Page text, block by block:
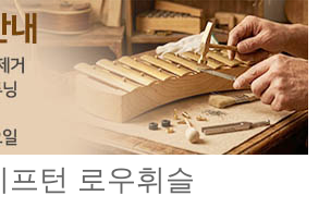
프턴 로우휘슬